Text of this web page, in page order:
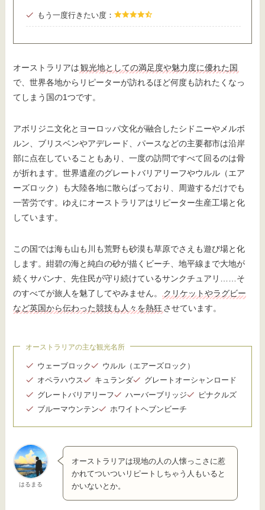
もう一度行きたい度：
オーストラリアは 観光地としての満足度や魅力度に優れた国
で、世界各地からリピーターが訪れるほど何度も訪れたくなっ
てしまう国の1つです。
アボリジニ文化とヨーロッパ文化が融合したシドニーやメルボ
ルン、ブリスベンやアデレード、パースなどの主要都市は沿岸
部に点在していることもあり、一度の訪問ですべて回るのは骨
が折れます。世界遺産のグレートバリアリーフやウルル（エア
ーズロック）も大陸各地に散らばっており、周遊するだけでも
一苦労です。ゆえにオーストラリアはリピーター生産工場と化
しています。
この国では海も山も川も荒野も砂漠も草原でさえも遊び場と化
します。紺碧の海と純白の砂が描くビーチ、地平線まで大地が
続くサバンナ、先住民が守り続けているサンクチュアリ……そ
のすべてが旅人を魅了してやみません。
クリケットやラグビー
など英国から伝わった競技も人々を熱狂 させています。
オーストラリアの主な観光名所
ウェーブロック
ウルル（エアーズロック）
オペラハウス
キュランダ
グレートオーシャンロード
グレートバリアリーフ
ハーバーブリッジ
ピナクルズ
ブルーマウンテン
ホワイトヘブンビーチ
はるまる
オーストラリアは現地の人の人懐っこさに惹
かれてついついリピートしちゃう人もいると
かいないとか。